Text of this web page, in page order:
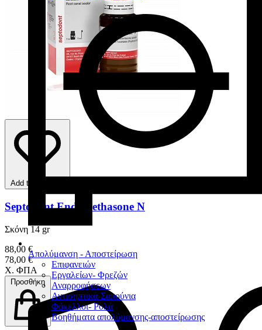
Απολύμανση - Αποστείρωση
Επιφανειών
Εργαλείων- Φρεζών
Αναρροφήσεων
Αντισηπτικά-Σαπούνια
Φάκελλοι- Ρολά
Βοηθήματα απολύμανσης-αποστείρωσης
Add to favorites
Septodont Endomethasone N
Σκόνη 14 gr
88,00 €
78,00 €
Χ. ΦΠΑ
Προσθήκη